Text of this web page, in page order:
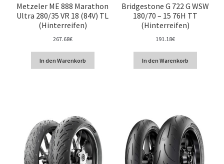
Metzeler ME 888 Marathon
Ultra 280/35 VR 18 (84V) TL
(Hinterreifen)
267.68€
In den Warenkorb
Bridgestone G 722 G WSW
180/70 – 15 76H TT
(Hinterreifen)
191.18€
In den Warenkorb